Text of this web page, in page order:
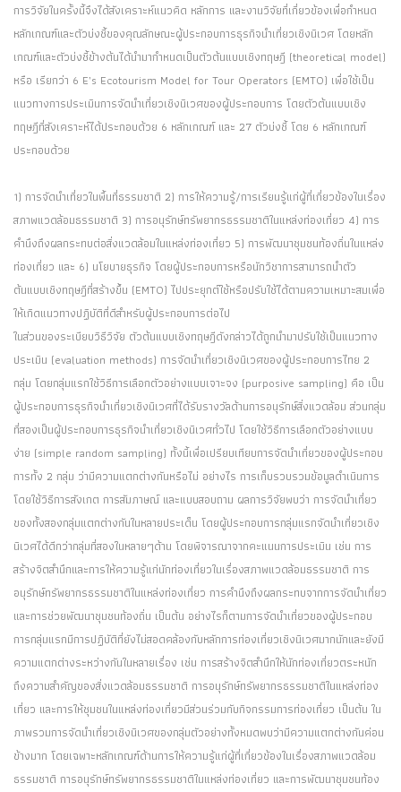
การวิจัยในครั้งนี้จึงได้สังเคราะห์แนวคิด หลักการ และงานวิจัยที่เกี่ยวข้องเพื่อกำหนด
หลักเกณฑ์และตัวบ่งชี้ของคุณลักษณะผู้ประกอบการธุรกิจนำเที่ยวเชิงนิเวศ โดยหลัก
เกณฑ์และตัวบ่งชี้ข้างต้นได้นำมากำหนดเป็นตัวต้นแบบเชิงทฤษฎี (theoretical model)
หรือ เรียกว่า 6 E’s Ecotourism Model for Tour Operators (EMTO) เพื่อใช้เป็น
แนวทางการประเมินการจัดนำเที่ยวเชิงนิเวศของผู้ประกอบการ โดยตัวต้นแบบเชิง
ทฤษฎีที่สังเคราะห์ได้ประกอบด้วย 6 หลักเกณฑ์ และ 27 ตัวบ่งชี้ โดย 6 หลักเกณฑ์
ประกอบด้วย
1) การจัดนำเที่ยวในพื้นที่ธรรมชาติ 2) การให้ความรู้/การเรียนรู้แก่ผู้ที่เกี่ยวข้องในเรื่อง
สภาพแวดล้อมธรรมชาติ 3) การอนุรักษ์ทรัพยากรธรรมชาติในแหล่งท่องเที่ยว 4) การ
คำนึงถึงผลกระทบต่อสิ่งแวดล้อมในแหล่งท่องเที่ยว 5) การพัฒนาชุมชนท้องถิ่นในแหล่ง
ท่องเที่ยว และ 6) นโยบายธุรกิจ โดยผู้ประกอบการหรือนักวิชาการสามารถนำตัว
ต้นแบบเชิงทฤษฎีที่สร้างขึ้น (EMTO) ไปประยุกต์ใช้หรือปรับใช้ได้ตามความเหมาะสมเพื่อ
ให้เกิดแนวทางปฏิบัติที่ดีสำหรับผู้ประกอบการต่อไป
ในส่วนของระเบียบวิธีวิจัย ตัวต้นแบบเชิงทฤษฎีดังกล่าวได้ถูกนำมาปรับใช้เป็นแนวทาง
ประเมิน (evaluation methods) การจัดนำเที่ยวเชิงนิเวศของผู้ประกอบการไทย 2
กลุ่ม โดยกลุ่มแรกใช้วิธีการเลือกตัวอย่างแบบเจาะจง (purposive sampling) คือ เป็น
ผู้ประกอบการธุรกิจนำเที่ยวเชิงนิเวศที่ได้รับรางวัลด้านการอนุรักษ์สิ่งแวดล้อม ส่วนกลุ่ม
ที่สองเป็นผู้ประกอบการธุรกิจนำเที่ยวเชิงนิเวศทั่วไป โดยใช้วิธีการเลือกตัวอย่างแบบ
ง่าย (simple random sampling) ทั้งนี้เพื่อเปรียบเทียบการจัดนำเที่ยวของผู้ประกอบ
การทั้ง 2 กลุ่ม ว่ามีความแตกต่างกันหรือไม่ อย่างไร การเก็บรวบรวมข้อมูลดำเนินการ
โดยใช้วิธีการสังเกต การสัมภาษณ์ และแบบสอบถาม ผลการวิจัยพบว่า การจัดนำเที่ยว
ของทั้งสองกลุ่มแตกต่างกันในหลายประเด็น โดยผู้ประกอบการกลุ่มแรกจัดนำเที่ยวเชิง
นิเวศได้ดีกว่ากลุ่มที่สองในหลายๆด้าน โดยพิจารณาจากคะแนนการประเมิน เช่น การ
สร้างจิตสำนึกและการให้ความรู้แก่นักท่องเที่ยวในเรื่องสภาพแวดล้อมธรรมชาติ การ
อนุรักษ์ทรัพยากรธรรมชาติในแหล่งท่องเที่ยว การคำนึงถึงผลกระทบจากการจัดนำเที่ยว
และการช่วยพัฒนาชุมชนท้องถิ่น เป็นต้น อย่างไรก็ตามการจัดนำเที่ยวของผู้ประกอบ
การกลุ่มแรกมีการปฏิบัติที่ยังไม่สอดคล้องกับหลักการท่องเที่ยวเชิงนิเวศมากนักและยังมี
ความแตกต่างระหว่างกันในหลายเรื่อง เช่น การสร้างจิตสำนึกให้นักท่องเที่ยวตระหนัก
ถึงความสำคัญของสิ่งแวดล้อมธรรมชาติ การอนุรักษ์ทรัพยากรธรรมชาติในแหล่งท่อง
เที่ยว และการให้ชุมชนในแหล่งท่องเที่ยวมีส่วนร่วมกับกิจกรรมการท่องเที่ยว เป็นต้น ใน
ภาพรวมการจัดนำเที่ยวเชิงนิเวศของกลุ่มตัวอย่างทั้งหมดพบว่ามีความแตกต่างกันค่อน
ข้างมาก โดยเฉพาะหลักเกณฑ์ด้านการให้ความรู้แก่ผู้ที่เกี่ยวข้องในเรื่องสภาพแวดล้อม
ธรรมชาติ การอนุรักษ์ทรัพยากรธรรมชาติในแหล่งท่องเที่ยว และการพัฒนาชุมชนท้อง